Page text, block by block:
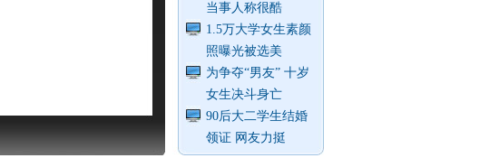
当事人称很酷
1.5万大学女生素颜
照曝光被选美
为争夺“男友” 十岁
女生决斗身亡
90后大二学生结婚
领证 网友力挺